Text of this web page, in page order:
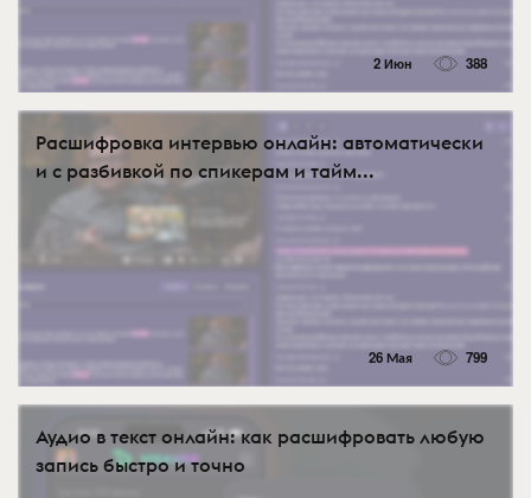
2 Июн 388
Расшифровка интервью онлайн: автоматически
и с разбивкой по спикерам и тайм...
26 Мая 799
Аудио в текст онлайн: как расшифровать любую
запись быстро и точно